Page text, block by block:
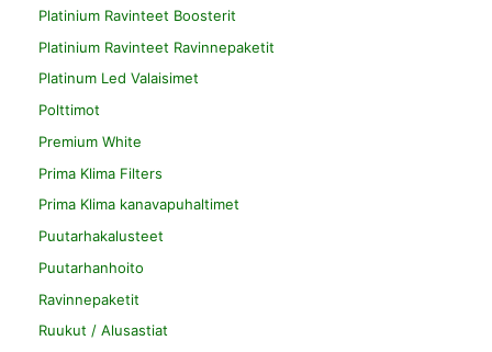
Platinium Ravinteet Boosterit
Platinium Ravinteet Ravinnepaketit
Platinum Led Valaisimet
Polttimot
Premium White
Prima Klima Filters
Prima Klima kanavapuhaltimet
Puutarhakalusteet
Puutarhanhoito
Ravinnepaketit
Ruukut / Alusastiat